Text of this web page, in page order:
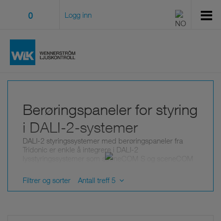
0 Logg inn
Berøringspaneler for styring
i DALI-2-systemer
DALI-2 styringssystemer med berøringspaneler fra
Tridonic er enkle å integrere i DALI-2
lysstyringssystemer som sceneCOM S og sceneCOM
Filtrer og sorter
Antall treff 5